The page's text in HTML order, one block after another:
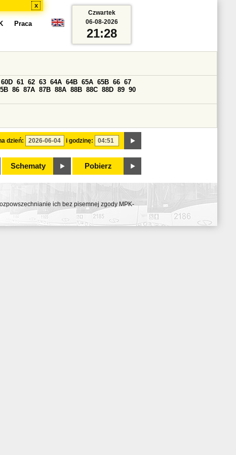
x
Praca
dzień: i godzinę:
60D 61 62 63 64A 64B 65A 65B 66 67
86 87A 87B 88A 88B 88C 88D 89 90
Schematy Pobierz
Czwartek
06-08-2026
21:28
ich bez pisemnej zgody MPK-